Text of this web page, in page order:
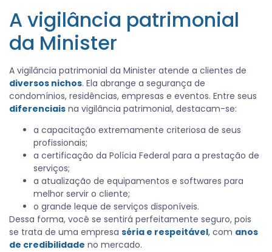
A vigilância patrimonial
da Minister
A vigilância patrimonial da Minister atende a clientes de
diversos nichos. Ela abrange a segurança de
condomínios, residências, empresas e eventos. Entre seus
diferenciais na vigilância patrimonial, destacam-se:
a capacitação extremamente criteriosa de seus
profissionais;
a certificação da Polícia Federal para a prestação de
serviços;
a atualização de equipamentos e softwares para
melhor servir o cliente;
o grande leque de serviços disponíveis.
Dessa forma, você se sentirá perfeitamente seguro, pois
se trata de uma empresa séria e respeitável, com anos
de credibilidade no mercado.